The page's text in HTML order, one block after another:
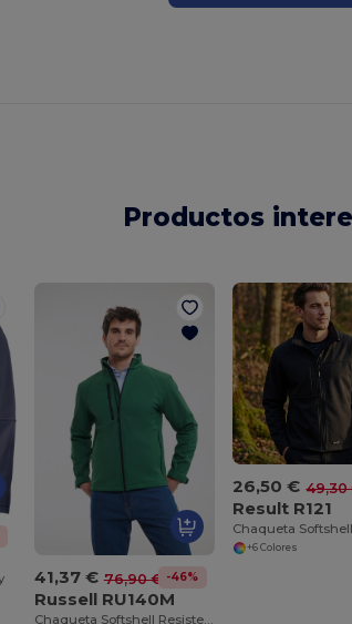
Productos
41,37 € 76,90 € -46%
Russell RU140M
Chaqueta Softshell Resistente y Versátil
26,50 € 49,30
Result R121
Chaqueta
+6 Colores